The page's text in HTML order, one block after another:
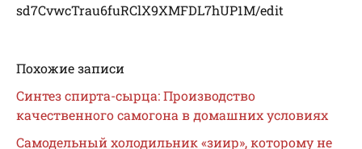
sd7CvwcTrau6fuRClX9XMFDL7hUP1M/edit
Похожие записи
Синтез спирта-сырца: Производство
качественного самогона в домашних условиях
Самодельный холодильник «зиир», которому не